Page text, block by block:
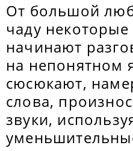
От большой
чаду
начинают
на непонятном
сюсюкают,
слова,
звуки,